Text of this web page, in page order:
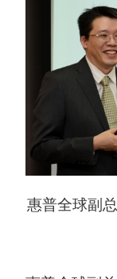
惠普全球副